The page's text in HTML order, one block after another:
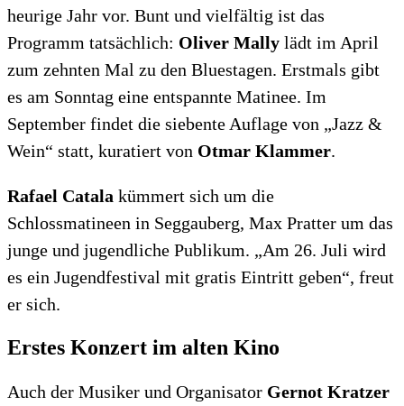
heurige Jahr vor. Bunt und vielfältig ist das
Programm tatsächlich: Oliver Mally lädt im April
zum zehnten Mal zu den Bluestagen. Erstmals gibt
es am Sonntag eine entspannte Matinee. Im
September findet die siebente Auflage von „Jazz &
Wein“ statt, kuratiert von Otmar Klammer.
Rafael Catala kümmert sich um die
Schlossmatineen in Seggauberg, Max Pratter um das
junge und jugendliche Publikum. „Am 26. Juli wird
es ein Jugendfestival mit gratis Eintritt geben“, freut
er sich.
Erstes Konzert im alten Kino
Auch der Musiker und Organisator Gernot Kratzer